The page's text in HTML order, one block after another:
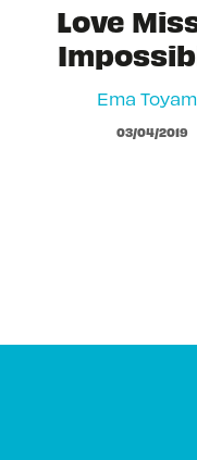
Love
Ema
03/04/2019